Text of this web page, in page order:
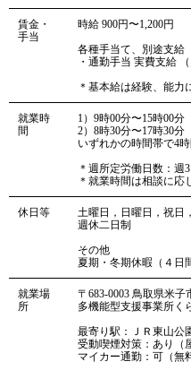
賃金・
手当
時給 900円〜1,200円
各種手当て、別途支給
・通勤手当 実費支給
＊基本給は経験、能力
就業時
間
1）9時00分〜15時00分
2）8時30分〜17時30分
いずれかの時間帯で4
＊週所定労働日数：週
＊就業時間は相談に応
休日等
土曜日，日曜日，祝日
週休二日制
その他
夏期・冬期休暇（４日
就業場
所
〒683-0003 鳥取県米子
多機能型支援事業所く
最寄り駅：ＪＲ東山公
受動喫煙対策：あり（
マイカー通勤：可（無